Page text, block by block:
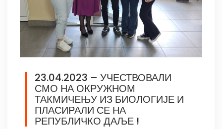
23.04.2023 – УЧЕСТВОВАЛИ
СМО НА ОКРУЖНОМ
ТАКМИЧЕЊУ ИЗ БИОЛОГИЈЕ И
ПЛАСИРАЛИ СЕ НА
РЕПУБЛИЧКО ДАЉЕ !